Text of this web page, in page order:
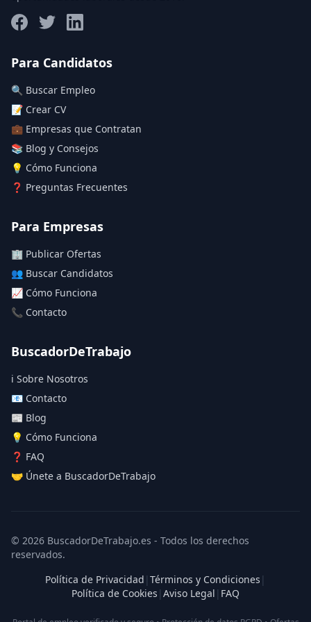
Deja vacío para "sin límite"
Aplicar filtros
Para Candidatos
🔍 Buscar Empleo
📝 Crear CV
💼 Empresas que Contratan
📚 Blog y Consejos
💡 Cómo Funciona
❓ Preguntas Frecuentes
Para Empresas
🏢 Publicar Ofertas
👥 Buscar Candidatos
📈 Cómo Funciona
📞 Contacto
BuscadorDeTrabajo
ℹ️ Sobre Nosotros
📧 Contacto
📰 Blog
💡 Cómo Funciona
❓ FAQ
🤝 Únete a BuscadorDeTrabajo
© 2026 BuscadorDeTrabajo.es - Todos los derechos
reservados.
Política de Privacidad | Términos y Condiciones |
Política de Cookies | Aviso Legal | FAQ